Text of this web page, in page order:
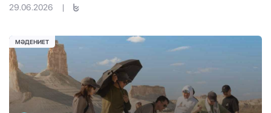
29.06.2026 |
МӘДЕНИЕТ